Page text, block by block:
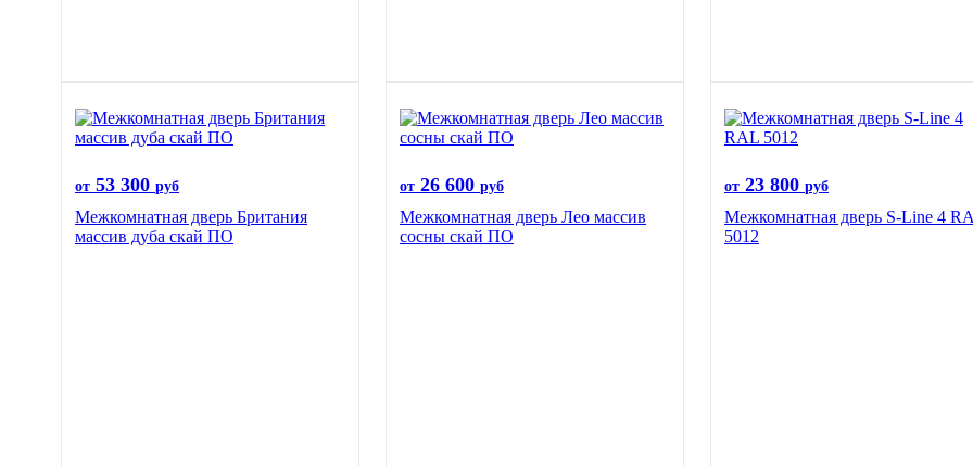
от 53 300 руб
Межкомнатная дверь Британия
массив дуба скай ПО
от 26 600 руб
Межкомнатная дверь Лео массив
сосны скай ПО
от 23 800 руб
Межкомнатная дверь S-Line 4
5012